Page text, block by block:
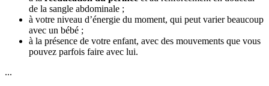
de la sangle abdominale ;
à votre niveau d’énergie du moment, qui peut varier beaucoup
avec un bébé ;
à la présence de votre enfant, avec des mouvements que vous
pouvez parfois faire avec lui.
...